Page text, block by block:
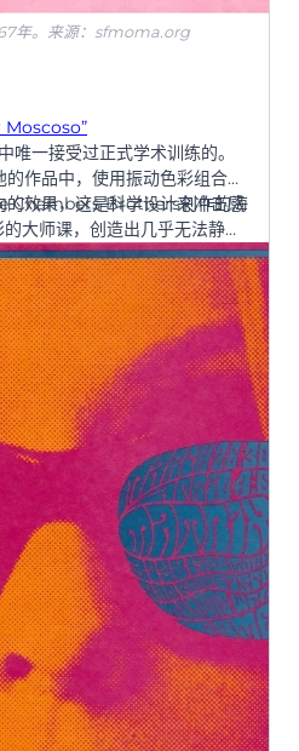
年。来源：sfmoma.org
唯一接受过正式学术训练的。
作品中，使用振动色彩组合创
效果，这是科学设计来冲击感
Chambers Brothers创作的海
大师课，创造出几乎无法静止